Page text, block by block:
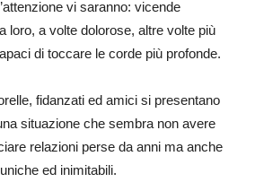
vi saranno: vicende
loro, a volte dolorose, altre volte più
di toccare le corde più profonde.
fidanzati ed amici si presentano
situazione che sembra non avere
relazioni perse da anni ma anche
ed inimitabili.